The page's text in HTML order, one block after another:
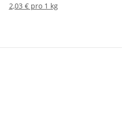
2,03 € pro 1 kg